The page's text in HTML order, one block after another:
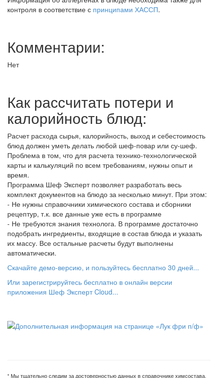
контроля в соответствие с принципами ХАССП.
Комментарии:
Нет
Как рассчитать потери и
калорийность блюд:
Расчет расхода сырья, калорийность, выход и себестоимость
блюд должен уметь делать любой шеф-повар или су-шеф.
Проблема в том, что для расчета технико-технологической
карты и калькуляций по всем требованиям, нужны опыт и
время.
Программа Шеф Эксперт позволяет разработать весь
комплект документов на блюдо за несколько минут. При этом:
- Не нужны справочники химического состава и сборники
рецептур, т.к. все данные уже есть в программе
- Не требуются знания технолога. В программе достаточно
подобрать ингредиенты, входящие в состав блюда и указать
их массу. Все остальные расчеты будут выполнены
автоматически.
Скачайте демо-версию, и пользуйтесь бесплатно 30 дней...
Или зарегистрируйтесь бесплатно в онлайн версии
приложения Шеф Эксперт Cloud...
* Мы тщательно следим за достоверностью данных в справочнике химсостава.